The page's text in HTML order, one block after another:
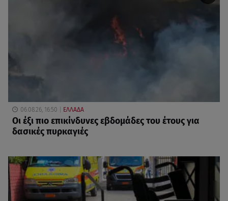
06.08.26, 16:50 ΕΛΛΑΔΑ
Οι έξι πιο επικίνδυνες εβδομάδες του έτους για
δασικές πυρκαγιές